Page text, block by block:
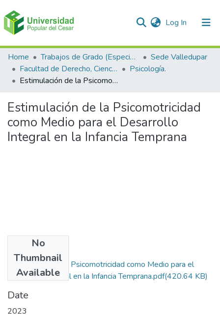
Log In (current)
Communities & Collections
All of DSpace
Home Trabajos de Grado (Especializaciones y Pregrados)
Sede Valledupar
Facultad de Derecho, Ciencias Políticas y Sociales.
Psicología.
Estimulación de la Psicomotricidad como Medio para el Desarrollo Integral en la Infancia Temprana
Estimulación de la Psicomotricidad
como Medio para el Desarrollo
Integral en la Infancia Temprana
No
Thumbnail
Available
Estimulación de la Psicomotricidad como Medio para el
Desarrollo Integral en la Infancia Temprana.pdf(420.64 KB)
Date
2023